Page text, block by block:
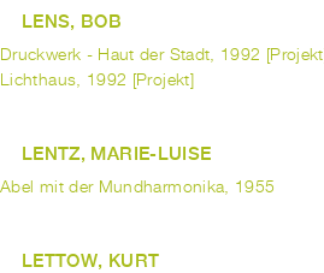
LENS, BOB
Druckwerk - Haut der Stadt, 1992 [Projekt]
Lichthaus, 1992 [Projekt]
LENTZ, MARIE-LUISE
Abel mit der Mundharmonika, 1955
LETTOW, KURT